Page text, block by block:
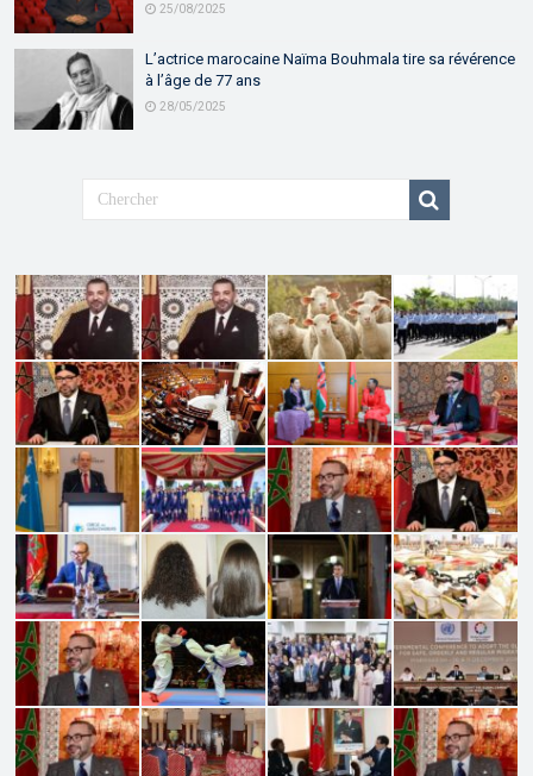
25/08/2025
L’actrice marocaine Naïma Bouhmala tire sa révérence
à l’âge de 77 ans
28/05/2025